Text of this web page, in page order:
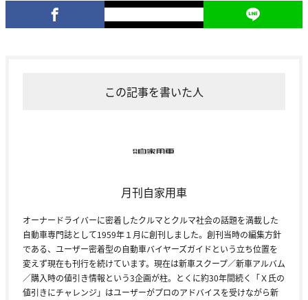
この記事を書いた人
月刊自家用車
オーナードライバーに密着したクルマとクルマ社会の話題を満載した
自動車専門誌として1959年１月に創刊しました。創刊当時の編集方針
である、ユーザー密着型の自動車バイヤーズガイドという立ち位置を
変えず現在も刊行を続けています。現在は新車スクープ／新車アルバム
／購入時の値引き情報という3企画が柱。とくに約30年間続く「Ｘ氏の
値引きにチャレンジ」はユーザーがプロのアドバイスを受けながら新